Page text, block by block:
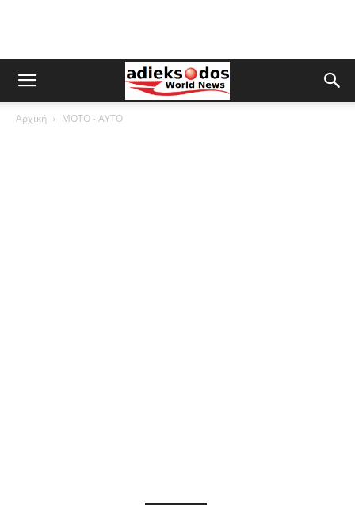
Αρχική ΜOTO - AYTO